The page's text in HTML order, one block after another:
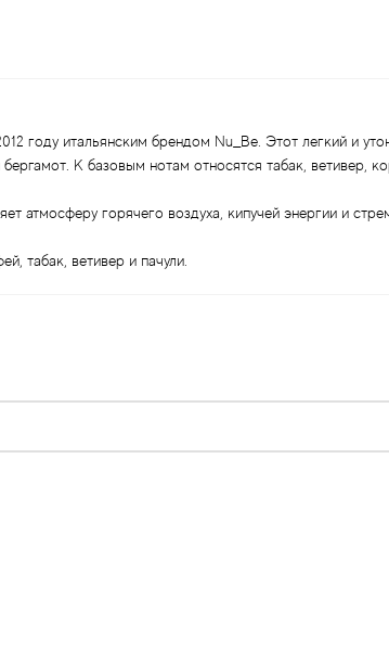
году итальянским брендом Nu_Be. Этот легкий и
К базовым нотам относятся табак, ветивер,
атмосферу горячего воздуха, кипучей энергии и
табак, ветивер и пачули.